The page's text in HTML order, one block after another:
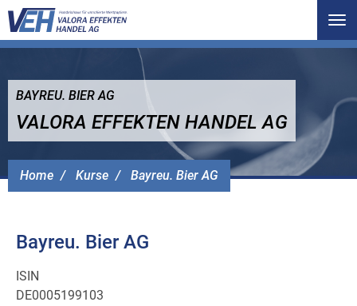
Home Kurse Bayreu. Bier AG
BAYREU. BIER AG
VALORA EFFEKTEN HANDEL AG
Bayreu. Bier AG
ISIN
DE0005199103